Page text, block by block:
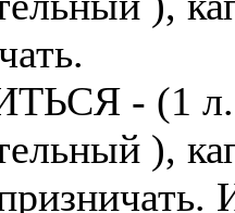
- (1 л.
),